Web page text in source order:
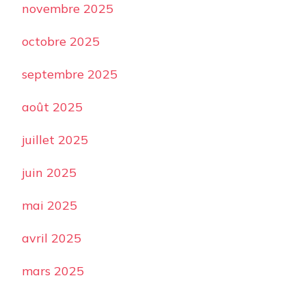
novembre 2025
octobre 2025
septembre 2025
août 2025
juillet 2025
juin 2025
mai 2025
avril 2025
mars 2025